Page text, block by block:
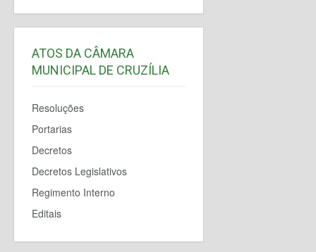
ATOS DA CÂMARA
MUNICIPAL DE CRUZÍLIA
Resoluções
Portarias
Decretos
Decretos Legislativos
Regimento Interno
Editais